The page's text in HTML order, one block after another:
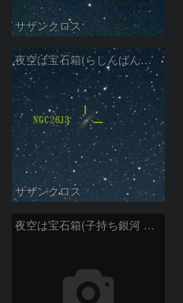
サザンクロス
夜空は宝石箱(らしんばん座 NGC2613) Seestar50
サザンクロス
夜空は宝石箱(子持ち銀河 M51) Seestar50